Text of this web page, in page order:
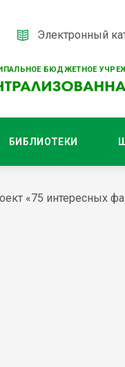
БЮДЖЕТНОЕ
Электронный
БИБЛИОТЕКИ
«75 интересных